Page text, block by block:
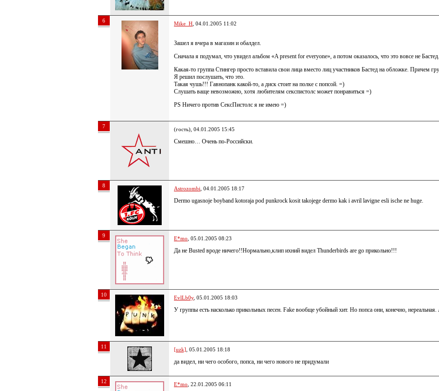
6 Mike_H , 04.01.2005 11:02
Зашел я вчера в магазин и обалдел.
Сначала я подумал, что увидел альбом «A present for everyone», а потом оказалось, что это вовсе не Бастед.
Какая-то группа Стингер просто вставила свои лица вместо лиц участников Бастед на обложке. Причем
Я решил послушать, что это.
Такая чушь!!! Гавнопанк какой-то, а диск стоит на полке с попсой. =)
Слушать ваще невозможно, хотя любителям секспистолс может понравиться =)
PS Ничего против СексПистолс я не имею =)
7 (гость), 04.01.2005 15:45
Смешно… Очень по-Российски.
8 Astrozombi , 04.01.2005 18:17
Dermo ugasnoje boyband kotoraja pod punkrock kosit takojege dermo kak i avril lavigne esli ische ne huge.
9 E*mo , 05.01.2005 08:23
Да не Busted вроде ничего!!Нормально,клип ихний видел Thunderbirds are go прикольно!!!
10 EvlLb0y, 05.01.2005 18:03
У группы есть насколько прикольных песен. Fake вообще убойный хит. Но попса они, конечно, нереальная.
11 [uzk] , 05.01.2005 18:18
да видел, ни чего особого, попса, ни чего нового не придумали
12 E*mo , 22.01.2005 06:11